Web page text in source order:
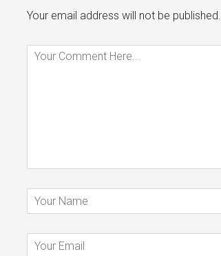
Your email address will not be published.